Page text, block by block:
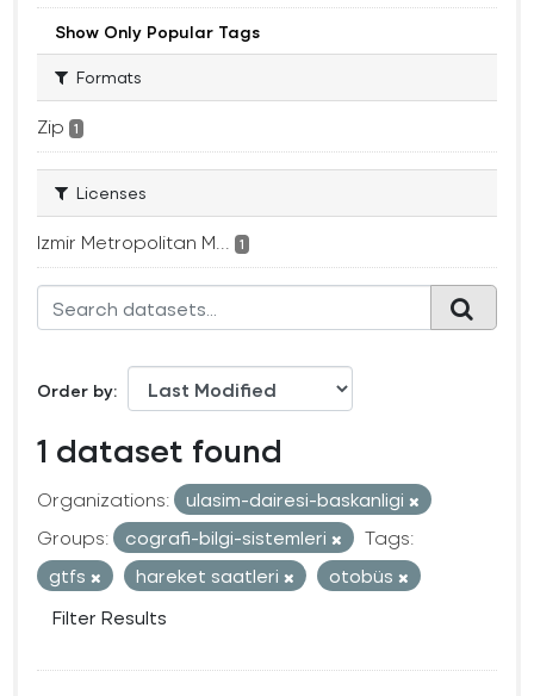
Show Only Popular Tags
Formats
Zip 1
Licenses
Izmir Metropolitan M... 1
Order by
1 dataset found
Organizations:
ulasim-dairesi-baskanligi
Groups:
cografi-bilgi-sistemleri
Tags:
gtfs
hareket saatleri
otobüs
Filter Results